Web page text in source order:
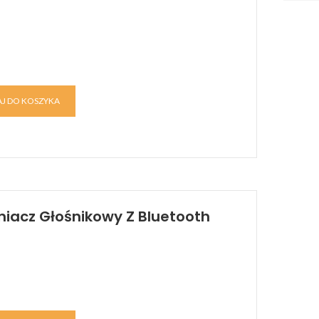
DO KOSZYKA
Głośnikowy Z Bluetooth